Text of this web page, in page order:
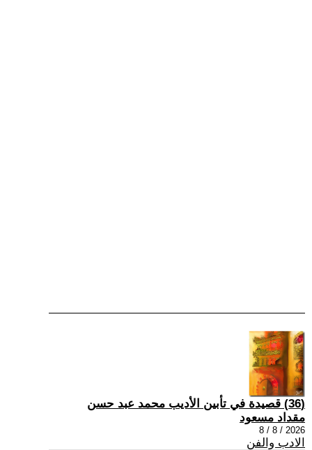
(36) قصيدة في تأبين الأديب محمد عبد حسن
مقداد مسعود
2026 / 8 / 8
الادب والفن